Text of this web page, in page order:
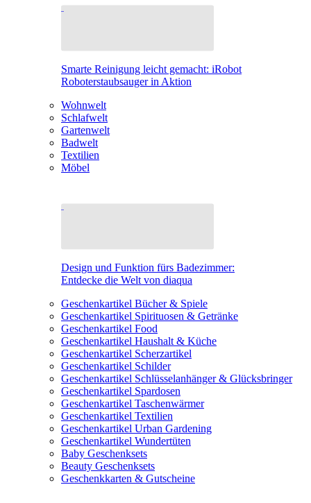
Smarte Reinigung leicht gemacht: iRobot
Roboterstaubsauger in Aktion
Wohnwelt
Schlafwelt
Gartenwelt
Badwelt
Textilien
Möbel
Design und Funktion fürs Badezimmer:
Entdecke die Welt von diaqua
Geschenkartikel Bücher & Spiele
Geschenkartikel Spirituosen & Getränke
Geschenkartikel Food
Geschenkartikel Haushalt & Küche
Geschenkartikel Scherzartikel
Geschenkartikel Schilder
Geschenkartikel Schlüsselanhänger & Glücksbringer
Geschenkartikel Spardosen
Geschenkartikel Taschenwärmer
Geschenkartikel Textilien
Geschenkartikel Urban Gardening
Geschenkartikel Wundertüten
Baby Geschenksets
Beauty Geschenksets
Geschenkkarten & Gutscheine